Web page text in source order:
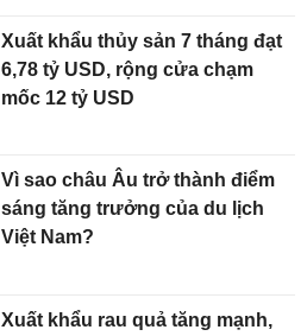
Xuất khẩu thủy sản 7 tháng đạt
6,78 tỷ USD, rộng cửa chạm
mốc 12 tỷ USD
Vì sao châu Âu trở thành điểm
sáng tăng trưởng của du lịch
Việt Nam?
Xuất khẩu rau quả tăng mạnh,